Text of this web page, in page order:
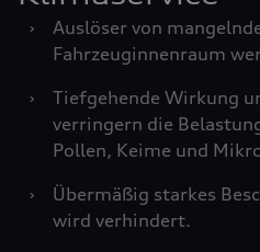
›
Auslöser von
Fahrzeuginnenraum
›
Tiefgehende Wirkung
verringern die
Pollen, Keime und
›
Übermäßig starkes
wird verhindert.